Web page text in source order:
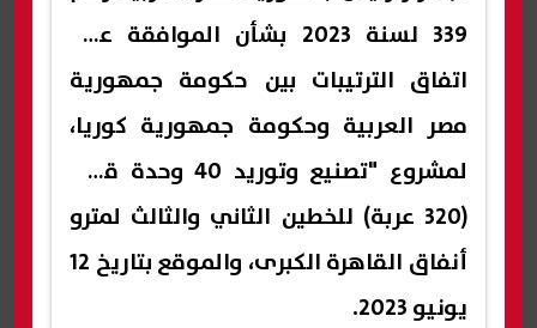
339 لسنة 2023 بشأن الموافقة على
اتفاق الترتيبات بين حكومة جمهورية
مصر العربية وحكومة جمهورية كوريا،
لمشروع "تصنيع وتوريد 40 وحدة قطار
(320 عربة) للخطين الثاني والثالث لمترو
أنفاق القاهرة الكبرى، والموقع بتاريخ 12
يونيو 2023.